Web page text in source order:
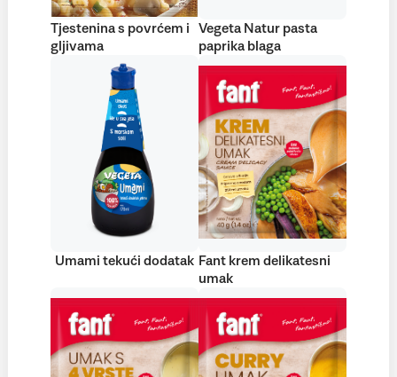
Tjestenina s povrćem i
gljivama
Vegeta Natur pasta
paprika blaga
Umami tekući dodatak Fant krem delikatesni
umak